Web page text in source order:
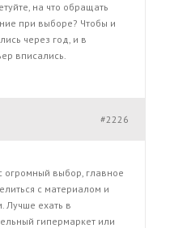
на что обращать
при выборе? Чтобы и
через год, и в
вписались.
#2226
огромный выбор, главное
с материалом и
Лучше ехать в
гипермаркет или